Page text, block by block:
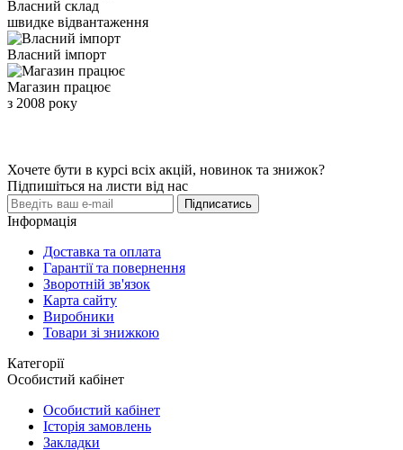
Власний склад
швидке відвантаження
Власний імпорт
Магазин працює
з 2008 року
Хочете бути в курсі всіх акцій, новинок та знижок?
Підпишіться на листи від нас
Підписатись
Інформація
Доставка та оплата
Гарантії та повернення
Зворотній зв'язок
Карта сайту
Виробники
Товари зі знижкою
Категорії
Особистий кабінет
Особистий кабінет
Історія замовлень
Закладки